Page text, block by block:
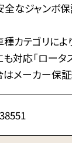
なジャンボ保
カテゴリによ
対応「ロータ
メーカー保証